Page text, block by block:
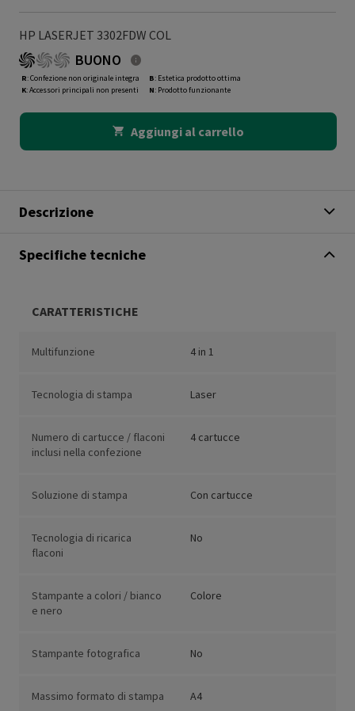
HP LASERJET 3302FDW COL
BUONO
R: Confezione non originale integra
K: Accessori principali non presenti
B: Estetica prodotto ottima
N: Prodotto funzionante
Aggiungi al carrello
Descrizione
Specifiche tecniche
CARATTERISTICHE
Multifunzione 4 in 1
Tecnologia di stampa Laser
Numero di cartucce / flaconi
inclusi nella confezione
4 cartucce
Soluzione di stampa Con cartucce
Tecnologia di ricarica
flaconi
No
Stampante a colori / bianco
e nero
Colore
Stampante fotografica No
Massimo formato di stampa A4